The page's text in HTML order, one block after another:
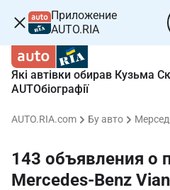
Приложение
AUTO.RIA
Які автівки обирав Кузьма
AUTOбіографії
AUTO.RIA.com Бу авто
143 объявления о
Mercedes-Benz